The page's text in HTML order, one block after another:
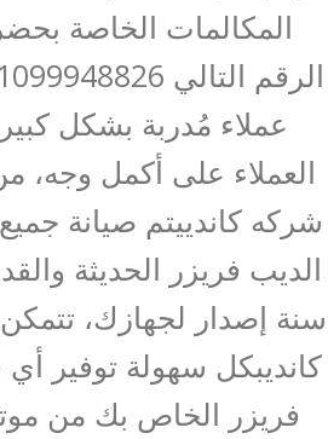
المكالمات الخاصة
عملاء مُدربة بشكل
العملاء على أكمل وجه،
شركه كاندييتم صيانة
الديب فريزر الحديثة
سنة إصدار لجهازك،
كانديبكل سهولة توفير
فريزر الخاص بك من